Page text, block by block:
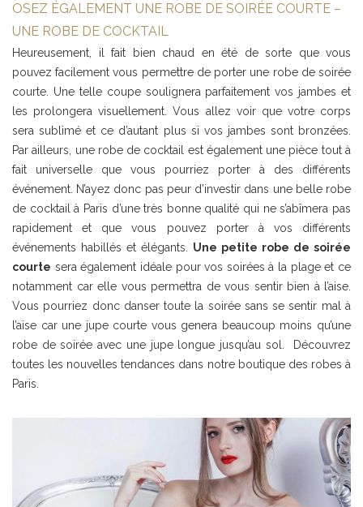
OSEZ ÉGALEMENT UNE ROBE DE SOIRÉE COURTE –
UNE ROBE DE COCKTAIL
Heureusement, il fait bien chaud en été de sorte que vous
pouvez facilement vous permettre de porter une robe de soirée
courte. Une telle coupe soulignera parfaitement vos jambes et
les prolongera visuellement. Vous allez voir que votre corps
sera sublimé et ce d’autant plus si vos jambes sont bronzées.
Par ailleurs, une robe de cocktail est également une pièce tout à
fait universelle que vous pourriez porter à des différents
événement. N’ayez donc pas peur d’investir dans une belle robe
de cocktail à Paris d’une très bonne qualité qui ne s’abîmera pas
rapidement et que vous pouvez porter à vos différents
événements habillés et élégants. Une petite robe de soirée
courte sera également idéale pour vos soirées à la plage et ce
notamment car elle vous permettra de vous sentir bien à l’aise.
Vous pourriez donc danser toute la soirée sans se sentir mal à
l’aise car une jupe courte vous genera beaucoup moins qu’une
robe de soirée avec une jupe longue jusqu’au sol. Découvrez
toutes les nouvelles tendances dans notre boutique des robes à
Paris.